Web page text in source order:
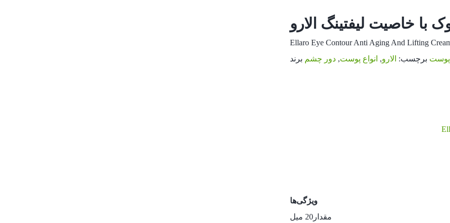
خاصیت لیفتینگ الارو
Ellaro Eye Contour Anti Aging And Lifting
پوست برچسب: الارو, انواع پوست, دور چشم
ویژگی‌ها
مقدار 20 میل